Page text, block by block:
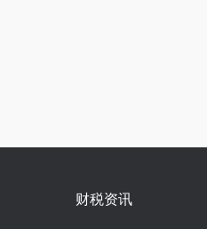
财税资讯